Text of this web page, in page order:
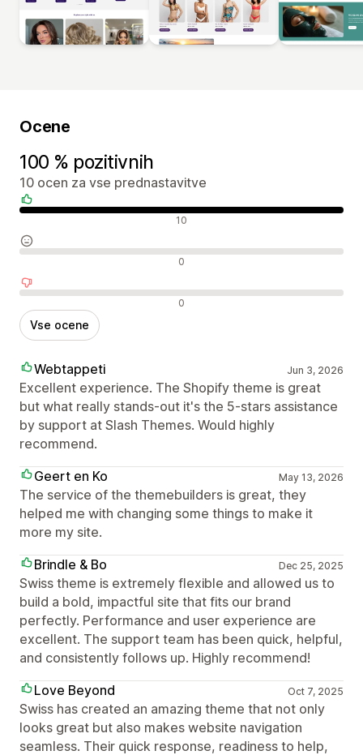
Ocene
100 % pozitivnih
10 ocen za vse prednastavitve
Pozitivne ocene 10
Nevtralne ocene 0
Negativne ocene 0
Vse ocene
Webtappeti Jun 3, 2026
Excellent experience. The Shopify theme is great
but what really stands-out it's the 5-stars assistance
by support at Slash Themes. Would highly
recommend.
Geert en Ko
May 13, 2026
The service of the themebuilders is great, they
helped me with changing some things to make it
more my site.
Brindle & Bo
Dec 25, 2025
Swiss theme is extremely flexible and allowed us to
build a bold, impactful site that fits our brand
perfectly. Performance and user experience are
excellent. The support team has been quick, helpful,
and consistently follows up. Highly recommend!
Love Beyond
Oct 7, 2025
Swiss has created an amazing theme that not only
looks great but also makes website navigation
seamless. Their quick response, readiness to help,